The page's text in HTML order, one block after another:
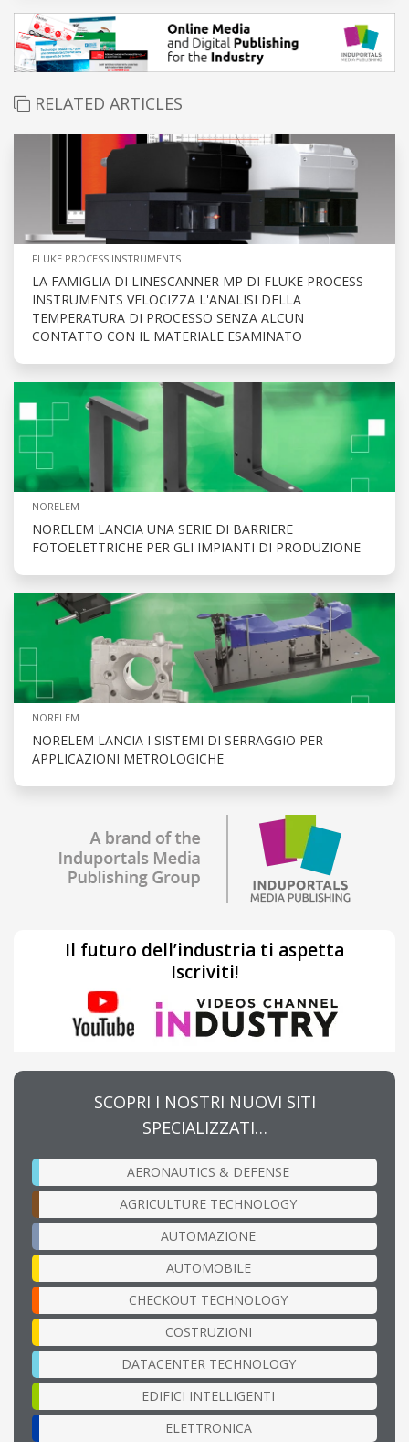
RELATED ARTICLES
FLUKE PROCESS INSTRUMENTS
LA FAMIGLIA DI LINESCANNER MP DI FLUKE PROCESS
INSTRUMENTS VELOCIZZA L'ANALISI DELLA
TEMPERATURA DI PROCESSO SENZA ALCUN
CONTATTO CON IL MATERIALE ESAMINATO
NORELEM
NORELEM LANCIA UNA SERIE DI BARRIERE
FOTOELETTRICHE PER GLI IMPIANTI DI PRODUZIONE
NORELEM
NORELEM LANCIA I SISTEMI DI SERRAGGIO PER
APPLICAZIONI METROLOGICHE
Il futuro dell’industria ti aspetta
Iscriviti!
SCOPRI I NOSTRI NUOVI SITI
SPECIALIZZATI…
AERONAUTICS & DEFENSE
AGRICULTURE TECHNOLOGY
AUTOMAZIONE
AUTOMOBILE
CHECKOUT TECHNOLOGY
COSTRUZIONI
DATACENTER TECHNOLOGY
EDIFICI INTELLIGENTI
ELETTRONICA